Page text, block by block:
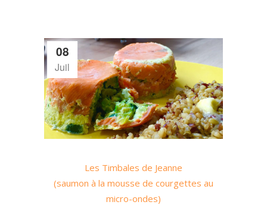
08
Juil
Les Timbales de Jeanne
(saumon à la mousse de courgettes au
micro-ondes)